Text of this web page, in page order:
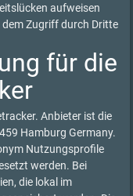
aufweisen
dem Zugriff durch Dritte
für die
Anbieter ist die
Hamburg Germany.
Nutzungsprofile
werden. Bei
die lokal im